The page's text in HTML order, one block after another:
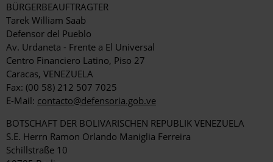
BÜRGERBEAUFTRAGTER
Tarek William Saab
Defensor del Pueblo
Av. Urdaneta - Frente a El Universal
Centro Financiero Latino, Piso 27
Caracas, VENEZUELA
Fax: (00 58) 212 507 7025
E-Mail: contacto@defensoria.gob.ve
BOTSCHAFT DER BOLIVARISCHEN REPUBLIK VENEZUELA
S.E. Herrn Ramon Orlando Maniglia Ferreira
Schillstraße 10